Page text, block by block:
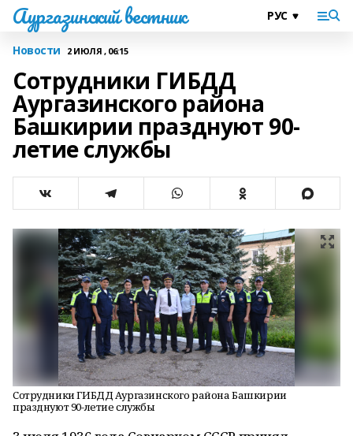
Аургазинский вестник
Новости 2 ИЮЛЯ , 06:15
Сотрудники ГИБДД
Аургазинского района
Башкирии празднуют 90-
летие службы
Сотрудники ГИБДД Аургазинского района Башкирии
празднуют 90-летие службы